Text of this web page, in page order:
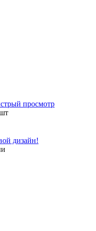
просмотр
дизайн!